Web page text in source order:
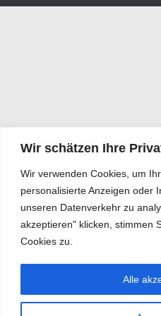
Wir schätzen Ihre
Wir verwenden Cookies, um
personalisierte Anzeigen oder
unseren Datenverkehr zu
akzeptieren" klicken, stimmen
Cookies zu.
Alle